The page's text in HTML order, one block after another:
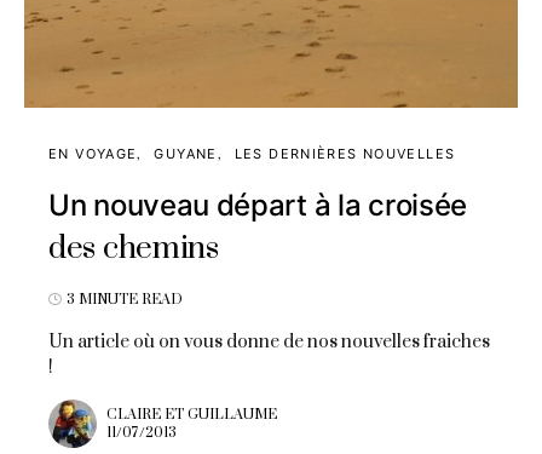
EN VOYAGE GUYANE LES DERNIÈRES NOUVELLES
Un nouveau départ à la croisée
des chemins
3 MINUTE READ
Un article où on vous donne de nos nouvelles fraiches
!
CLAIRE ET GUILLAUME
11/07/2013